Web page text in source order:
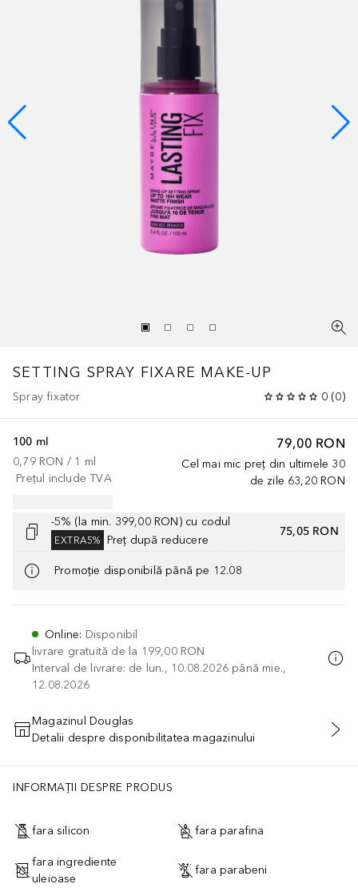
SETTING SPRAY FIXARE MAKE-UP
Spray fixator 0 (0)
79,00 RON
Cel mai mic preț din ultimele 30
de zile 63,20 RON
100 ml
0,79 RON / 1 ml
Prețul include TVA
-5% (la min. 399,00 RON) cu codul
EXTRA5% Preț după reducere
75,05 RON
Promoție disponibilă până pe 12.08
Online: Disponibil
livrare gratuită de la 199,00 RON
Interval de livrare: de lun., 10.08.2026 până mie.,
12.08.2026
ADĂUGAȚI ÎN COŞ
Magazinul Douglas
Detalii despre disponibilitatea magazinului
INFORMAȚII DESPRE PRODUS
fara silicon fara parafina
fara ingrediente
uleioase
fara parabeni